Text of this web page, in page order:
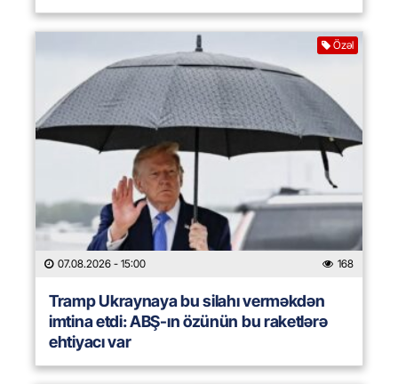
Özəl
07.08.2026 - 15:00 168
Tramp Ukraynaya bu silahı verməkdən
imtina etdi: ABŞ-ın özünün bu raketlərə
ehtiyacı var